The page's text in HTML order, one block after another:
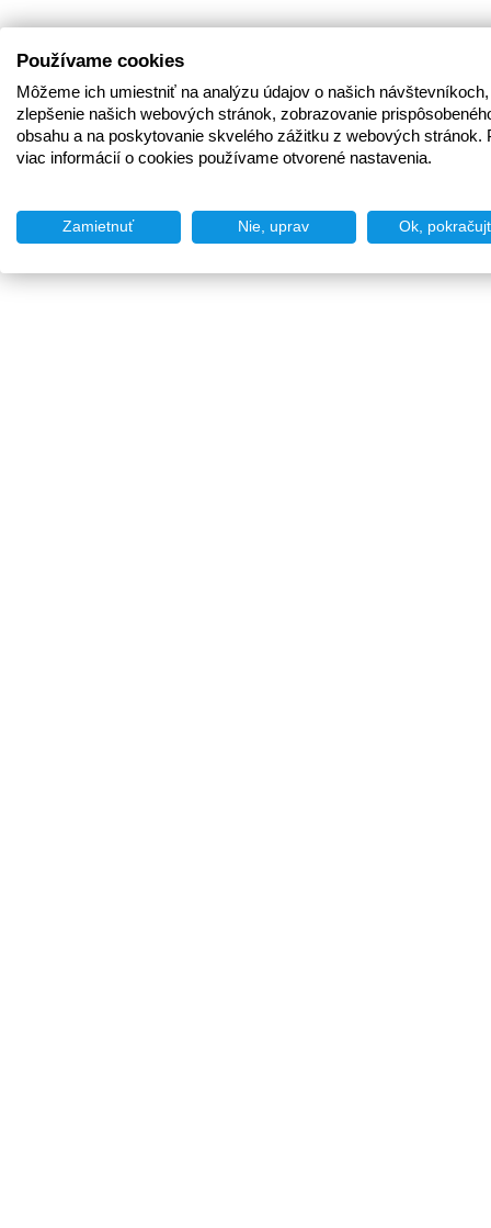
Používame cookies
Môžeme ich umiestniť na analýzu údajov o našich
zlepšenie našich webových stránok, zobrazovanie
obsahu a na poskytovanie skvelého zážitku z webových stránok.
viac informácií o cookies používame otvorené nastavenia.
Zamietnuť Nie, uprav Ok,